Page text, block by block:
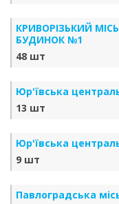
КРИВОРІЗЬКИЙ
БУДИНОК №1
48 шт
Юр'ївська
13 шт
Юр'ївська
9 шт
Павлоградська